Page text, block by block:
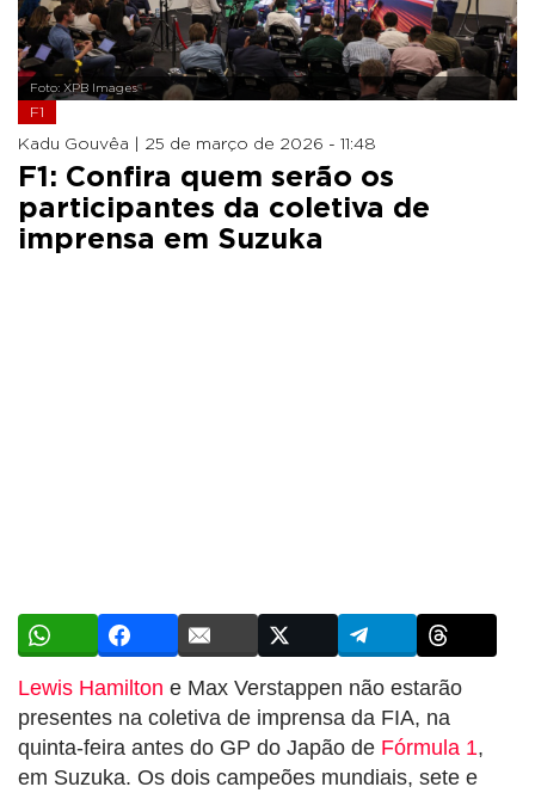
Foto: XPB Images
F1
Kadu Gouvêa | 25 de março de 2026 - 11:48
F1: Confira quem serão os
participantes da coletiva de
imprensa em Suzuka
Lewis Hamilton e Max Verstappen não estarão
presentes na coletiva de imprensa da FIA, na
quinta-feira antes do GP do Japão de Fórmula 1,
em Suzuka. Os dois campeões mundiais, sete e